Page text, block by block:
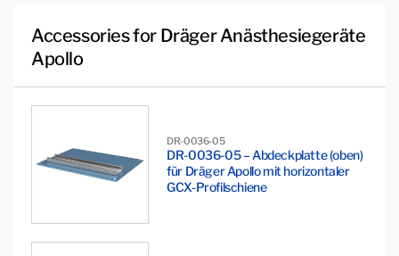
Accessories for Dräger Anästhesiegeräte
Apollo
DR-0036-05
DR-0036-05 – Abdeckplatte (oben)
für Dräger Apollo mit horizontaler
GCX-Profilschiene